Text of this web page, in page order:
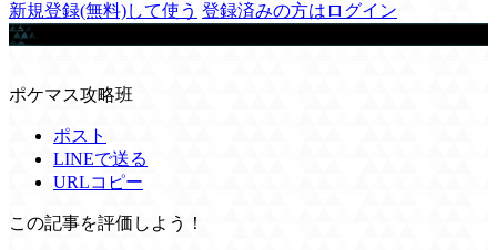
新規登録(無料)して使う 登録済みの方はログイン
この記事を書いた人
ポケマス攻略班
ポスト
LINEで送る
URLコピー
この記事を評価しよう！